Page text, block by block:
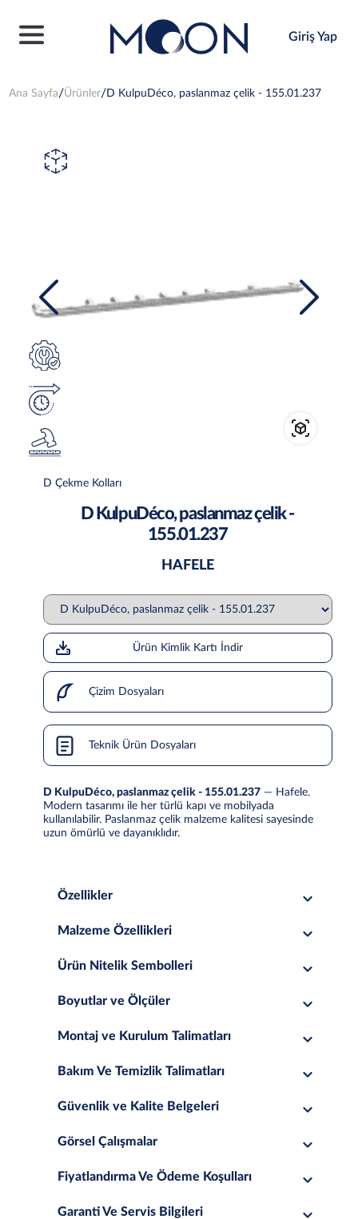
Giriş Yap
Ana Sayfa Ürünler D KulpuDéco, paslanmaz çelik - 155.01.237
D Çekme Kolları
D KulpuDéco, paslanmaz çelik -
155.01.237
HAFELE
Ürün Kimlik Kartı İndir
Çizim Dosyaları
Teknik Ürün Dosyaları
D KulpuDéco, paslanmaz çelik - 155.01.237— Hafele.
Modern tasarımı ile her türlü kapı ve mobilyada
kullanılabilir. Paslanmaz çelik malzeme kalitesi sayesinde
uzun ömürlü ve dayanıklıdır.
Özellikler
Malzeme Özellikleri
Ürün Nitelik Sembolleri
Boyutlar ve Ölçüler
Montaj ve Kurulum Talimatları
Bakım Ve Temizlik Talimatları
Güvenlik ve Kalite Belgeleri
Görsel Çalışmalar
Fiyatlandırma Ve Ödeme Koşulları
Garanti Ve Servis Bilgileri